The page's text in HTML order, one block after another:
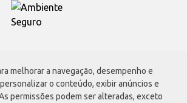
melhorar a navegação, desempenho e
o conteúdo, exibir anúncios e
permissões podem ser alteradas, exceto
Atacadão S.A.
Figueiredo, 6169, Vila Maria, São Paulo - SP | CEP
901 | CNPJ: 75.315.333/0001-09